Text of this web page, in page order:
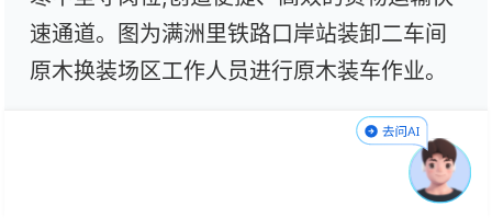
速通道。图为满洲里铁路口岸站装卸二车间
原木换装场区工作人员进行原木装车作业。
12月12日,在商务部例行新闻发布会上,
新闻发言人高峰介绍,今年以来,中俄双边经贸